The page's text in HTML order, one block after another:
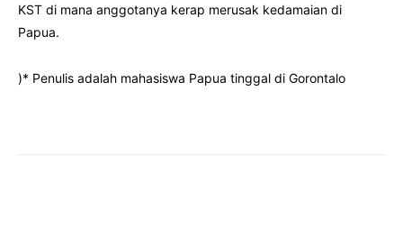
KST di mana anggotanya kerap merusak kedamaian di
Papua.
)* Penulis adalah mahasiswa Papua tinggal di Gorontalo